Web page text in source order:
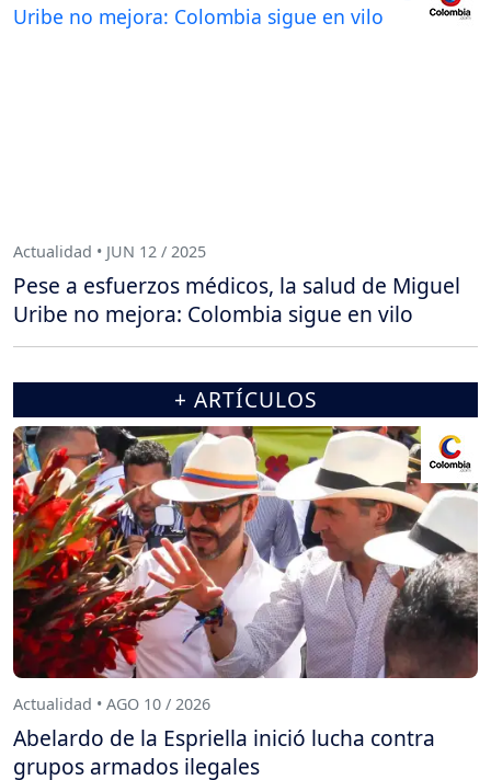
Actualidad • JUN 12 / 2025
Pese a esfuerzos médicos, la salud de Miguel
Uribe no mejora: Colombia sigue en vilo
+ ARTÍCULOS
Actualidad • AGO 10 / 2026
Abelardo de la Espriella inició lucha contra
grupos armados ilegales